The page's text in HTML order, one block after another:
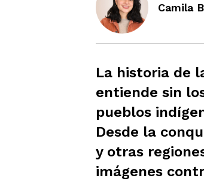
Camila
La historia de
entiende sin
pueblos
Desde la
y otras
imágenes